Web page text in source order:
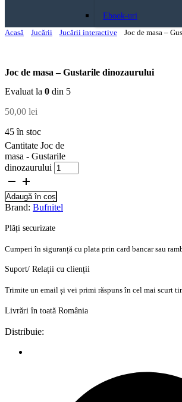
Ebook-uri
Acasă
Jucării Jucării interactive Joc de masa –
Joc de masa – Gustarile dinozaurului
Evaluat la 0 din 5
50,00 lei
45 în stoc
Cantitate Joc de
masa - Gustarile
dinozaurului
Adaugă în coș
Brand: Bufnitel
Plăți securizate
Cumperi în siguranță cu plata prin card bancar sau
Suport/ Relații cu clienții
Trimite un email și vei primi răspuns în cel mai scurt
Livrări în toată România
Distribuie: